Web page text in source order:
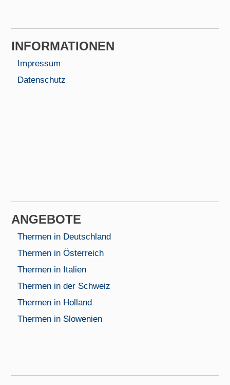
INFORMA­TIONEN
Impressum
Datenschutz
AN­GEBOTE
Thermen in Deutschland
Thermen in Österreich
Thermen in Italien
Thermen in der Schweiz
Thermen in Holland
Thermen in Slowenien